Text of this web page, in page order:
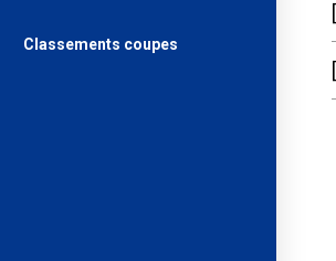
Classements coupes